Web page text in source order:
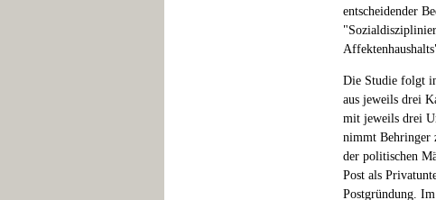
entscheidender
Die Studie folgt
aus jeweils drei
mit jeweils drei
nimmt Behringer
der politischen
Post als
Postgründung.